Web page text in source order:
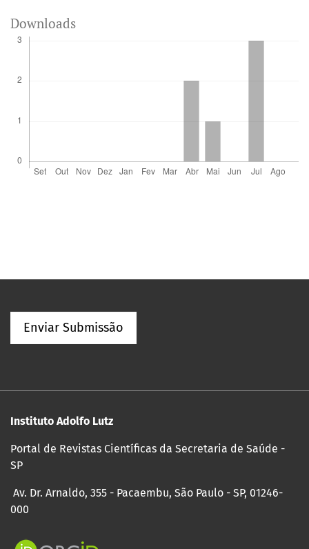
Downloads
Enviar Submissão
Instituto Adolfo Lutz
Portal de Revistas Científicas da Secretaria de Saúde -
SP
Av. Dr. Arnaldo, 355 - Pacaembu, São Paulo - SP, 01246-
000